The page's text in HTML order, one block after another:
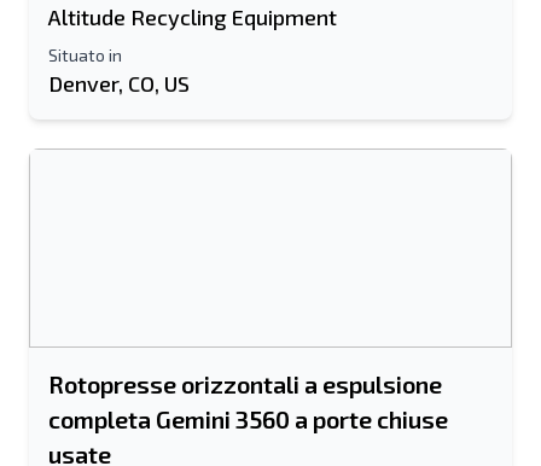
Altitude Recycling Equipment
Situato in
Denver, CO, US
Rotopresse orizzontali a espulsione
completa Gemini 3560 a porte chiuse
usate